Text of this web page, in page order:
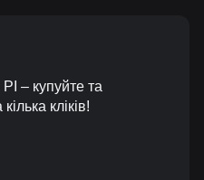
– купуйте та
кліків!